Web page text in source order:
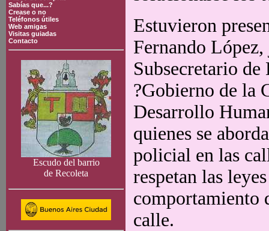
Sabías que...?
Crease o no
Teléfonos útiles
Web amigas
Visitas guiadas
Contacto
Escudo del barrio
de Recoleta
Estuvieron
Fernando
Subsecretario
?Gobierno de la
Desarrollo
quienes se
policial en las
respetan las
comportamiento
calle.